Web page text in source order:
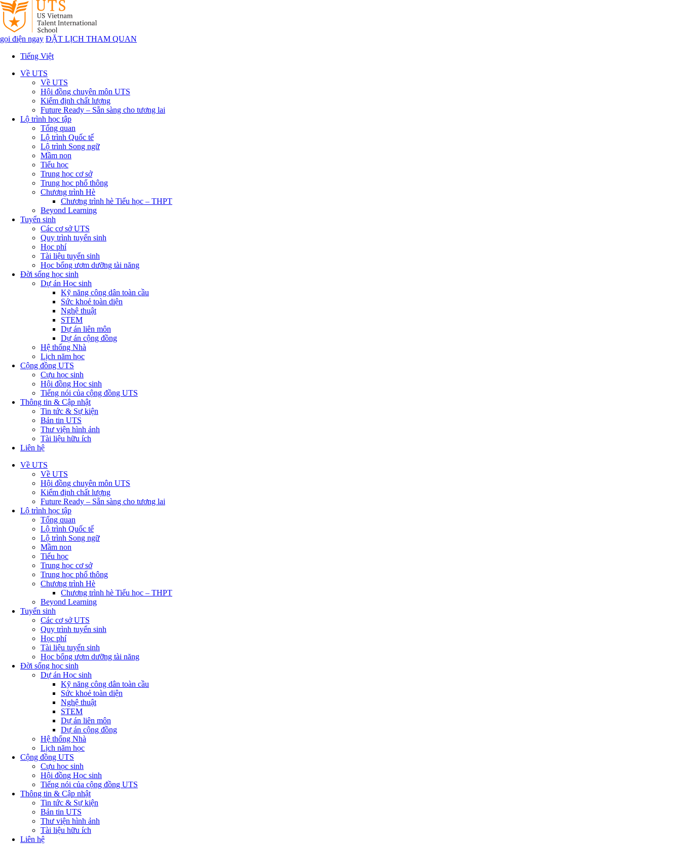
gọi điện ngay ĐẶT LỊCH THAM QUAN
Tiếng Việt
Về UTS
Về UTS
Hội đồng chuyên môn UTS
Kiểm định chất lượng
Future Ready – Sẵn sàng cho tương lai
Lộ trình học tập
Tổng quan
Lộ trình Quốc tế
Lộ trình Song ngữ
Mầm non
Tiểu học
Trung học cơ sở
Trung học phổ thông
Chương trình Hè
Chương trình hè Tiểu học – THPT
Beyond Learning
Tuyển sinh
Các cơ sở UTS
Quy trình tuyển sinh
Học phí
Tài liệu tuyển sinh
Học bổng ươm dưỡng tài năng
Đời sống học sinh
Dự án Học sinh
Kỹ năng công dân toàn cầu
Sức khoẻ toàn diện
Nghệ thuật
STEM
Dự án liên môn
Dự án cộng đồng
Hệ thống Nhà
Lịch năm học
Cộng đồng UTS
Cựu học sinh
Hội đồng Học sinh
Tiếng nói của cộng đồng UTS
Thông tin & Cập nhật
Tin tức & Sự kiện
Bản tin UTS
Thư viện hình ảnh
Tài liệu hữu ích
Liên hệ
Về UTS
Về UTS
Hội đồng chuyên môn UTS
Kiểm định chất lượng
Future Ready – Sẵn sàng cho tương lai
Lộ trình học tập
Tổng quan
Lộ trình Quốc tế
Lộ trình Song ngữ
Mầm non
Tiểu học
Trung học cơ sở
Trung học phổ thông
Chương trình Hè
Chương trình hè Tiểu học – THPT
Beyond Learning
Tuyển sinh
Các cơ sở UTS
Quy trình tuyển sinh
Học phí
Tài liệu tuyển sinh
Học bổng ươm dưỡng tài năng
Đời sống học sinh
Dự án Học sinh
Kỹ năng công dân toàn cầu
Sức khoẻ toàn diện
Nghệ thuật
STEM
Dự án liên môn
Dự án cộng đồng
Hệ thống Nhà
Lịch năm học
Cộng đồng UTS
Cựu học sinh
Hội đồng Học sinh
Tiếng nói của cộng đồng UTS
Thông tin & Cập nhật
Tin tức & Sự kiện
Bản tin UTS
Thư viện hình ảnh
Tài liệu hữu ích
Liên hệ